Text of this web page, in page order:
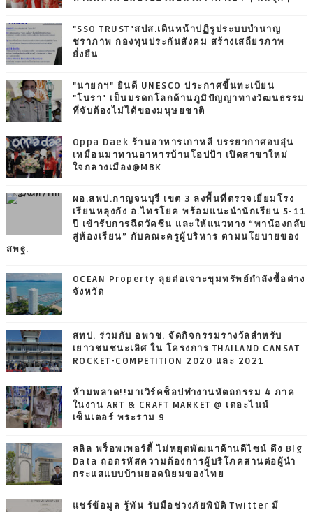
"SSO TRUST"สปส.เดินหน้าปฏิรูประบบบำนาญ
ชราภาพ กองทุนประกันสังคม สร้างเสถียรภาพ
ยั่งยืน
"นายกฯ" ยินดี UNESCO ประกาศขึ้นทะเบียน
"โนรา" เป็นมรดกโลกด้านภูมิปัญญาทางวัฒนธรรม
ที่จับต้องไม่ได้ของมนุษยชาติ
Oppa Daek ร้านอาหารเกาหลี บรรยากาศอบอุ่น
เหมือนมาทานอาหารบ้านโอปป้า เปิดสาขาใหม่
ใจกลางเมือง@MBK
ผอ.สพป.กาญจนบุรี เขต 3 ลงพื้นที่ตรวจเยี่ยมโรง
เรียนหลุงกัง อ.ไทรโยค พร้อมแนะนำนักเรียน 5-11
ปี เข้ารับการฉีดวัคซีน และให้แนวทาง “พาน้องกลับ
สู่ห้องเรียน” กับคณะครูผู้บริหาร ตามนโยบายของ
สพฐ.
OCEAN Property ลุยต่อเจาะขุมทรัพย์กำลังซื้อต่าง
จังหวัด
สทป. ร่วมกับ อพวช. จัดกิจกรรมรางวัลสำหรับ
เยาวชนชนะเลิศ ใน โครงการ THAILAND CANSAT
ROCKET-COMPETITION 2020 และ 2021
ห้ามพลาด!!มาเวิร์คช็อปทำงานหัตถกรรม 4 ภาค
ในงาน ART & CRAFT MARKET @ เดอะไนน์
เซ็นเตอร์ พระราม 9
ลลิล พร็อพเพอร์ตี้ ไม่หยุดพัฒนาด้านดีไซน์ ดึง Big
Data ถอดรหัสความต้องการผู้บริโภคสานต่อผู้นำ
กระแสแบบบ้านยอดนิยมของไทย
แชร์ข้อมูล รู้ทัน รับมือช่วงภัยพิบัติ Twitter มี